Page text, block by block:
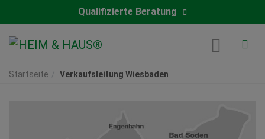
Qualifizierte Beratung
Startseite Verkaufsleitung Wiesbaden